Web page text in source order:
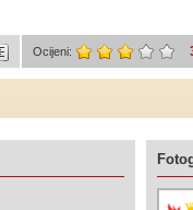
Ocijeni: